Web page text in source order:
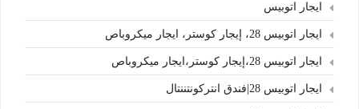
ايجار اتوبيس
ايجار اتوبيس 28، إيجار كوستر، ايجار ميكروباص
ايجار اتوبيس 28،إيجار كوستر،ايجار ميكروباص
ايجار اتوبيس 28|فندق انتركونتننتال